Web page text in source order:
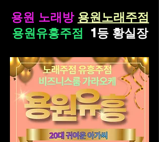
용원 노래방 용원노래주점
용원유흥주점
1등 황실장